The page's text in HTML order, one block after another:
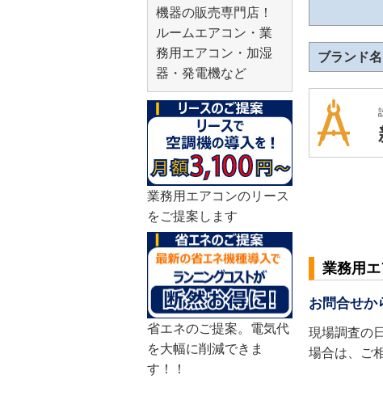
機器の販売専門店！
ルームエアコン・業
務用エアコン・加湿
器・発電機など
業務用エアコンのリース
をご提案します
省エネのご提案。電気代
を大幅に削減できま
す！！
ブランド名
業務用
お問合せ
現場調査の
場合は、ご